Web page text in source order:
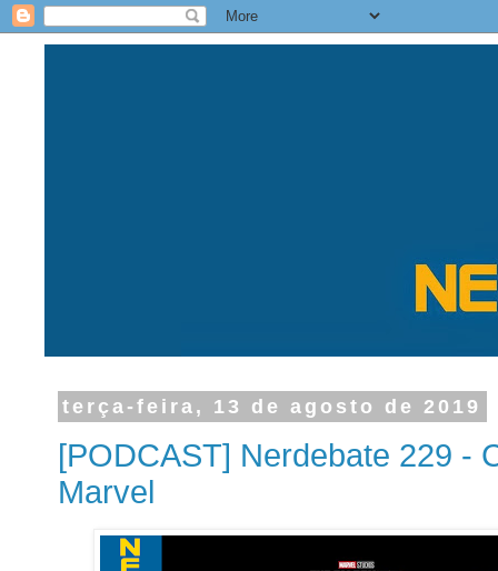
terça-feira, 13 de agosto de 2019
[PODCAST] Nerdebate 229 -
Marvel